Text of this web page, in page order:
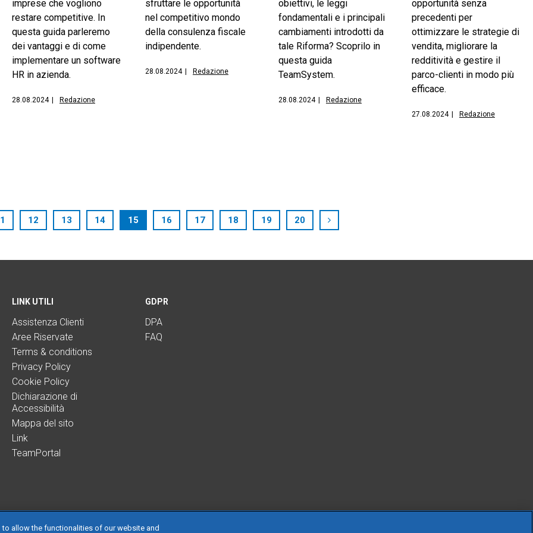
imprese che vogliono
restare competitive. In
questa guida parleremo
dei vantaggi e di come
implementare un software
HR in azienda.
28.08.2024 Redazione
sfruttare le opportunità
nel competitivo mondo
della consulenza fiscale
indipendente.
28.08.2024 Redazione
obiettivi, le leggi
fondamentali e i principali
cambiamenti introdotti da
tale Riforma? Scoprilo in
questa guida
TeamSystem.
28.08.2024 Redazione
opportunità senza
precedenti per
ottimizzare le strategie di
vendita, migliorare la
redditività e gestire il
parco-clienti in modo più
efficace.
27.08.2024 Redazione
12 13 14 15 16 17 18 19 20
LINK UTILI
Assistenza Clienti
Aree Riservate
Terms & conditions
Privacy Policy
Cookie Policy
Dichiarazione di
Accessibilità
Mappa del sito
Link
TeamPortal
GDPR
DPA
FAQ
allow the functionalities of our website and